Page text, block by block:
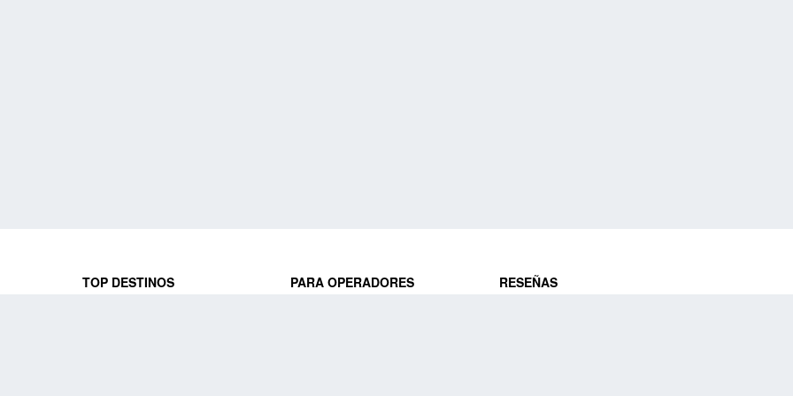
TOP DESTINOS PARA OPERADORES RESEÑAS